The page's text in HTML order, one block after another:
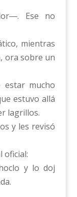
Ese no
mientras
ora sobre un
estar mucho
estuvo allá
lagrillos.
y les revisó
oficial:
y lo doj